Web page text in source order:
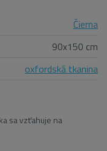
Čierna
90x150 cm
oxfordská tkanina
sa vzťahuje na